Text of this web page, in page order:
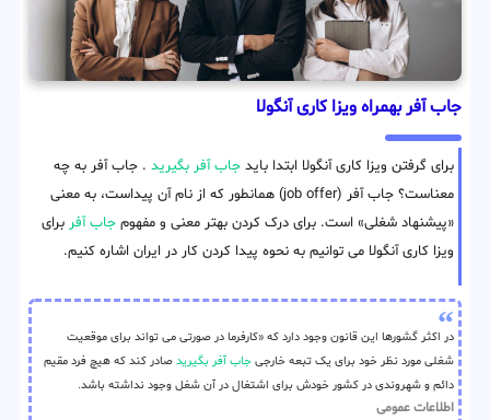
جاب آفر بهمراه ویزا کاری آنگولا
برای گرفتن ویزا کاری آنگولا ابتدا باید جاب آفر بگیرید . جاب آفر به چه
معناست؟ جاب آفر (job offer) همانطور که از نام آن پیداست، به معنی
«پیشنهاد شغلی» است. برای درک کردن بهتر معنی و مفهوم جاب آفر برای
ویزا کاری آنگولا می توانیم به نحوه پیدا کردن کار در ایران اشاره کنیم.
در اکثر گشورها این قانون وجود دارد که «کارفرما در صورتی می تواند برای موقعیت
شغلی مورد نظر خود برای یک تبعه خارجی جاب آفر بگیرید صادر کند که هیچ فرد مقیم
دائم و شهروندی در کشور خودش برای اشتغال در آن شغل وجود نداشته باشد.
اطلاعات عمومی